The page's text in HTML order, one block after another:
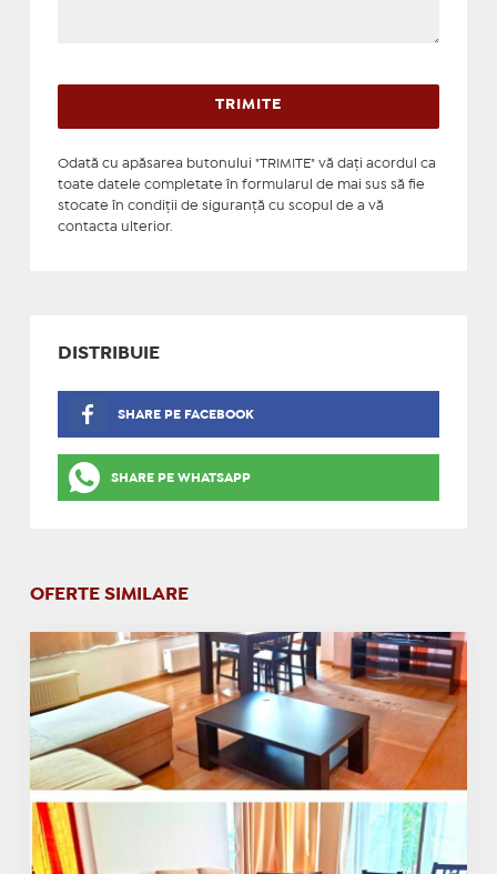
Odată cu apăsarea butonului "TRIMITE" vă daţi acordul ca
toate datele completate în formularul de mai sus să fie
stocate în condiţii de siguranţă cu scopul de a vă
contacta ulterior.
DISTRIBUIE
SHARE PE FACEBOOK
SHARE PE WHATSAPP
OFERTE SIMILARE